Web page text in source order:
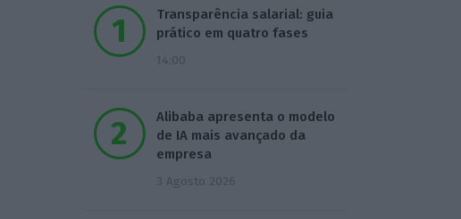
Transparência salarial: guia
prático em quatro fases
14:00
Alibaba apresenta o modelo
de IA mais avançado da
empresa
3 Agosto 2026